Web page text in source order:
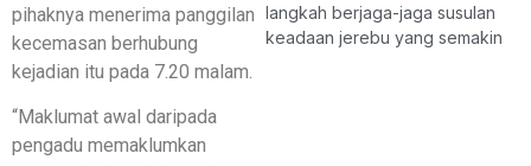
pihaknya menerima panggilan
kecemasan berhubung
kejadian itu pada 7.20 malam.
“Maklumat awal daripada
pengadu memaklumkan
langkah berjaga-jaga susulan
keadaan jerebu yang semakin